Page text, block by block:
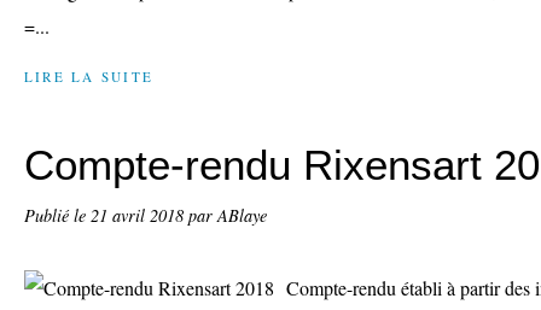
=...
LIRE LA SUITE
Compte-rendu Rixensart
Publié le 21 avril 2018 par ABlaye
Compte-rendu établi à partir des